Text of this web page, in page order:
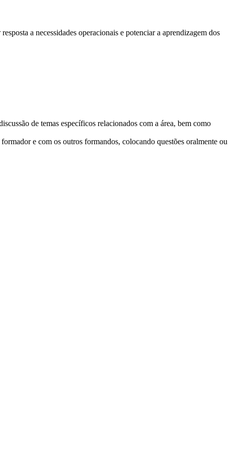
a necessidades operacionais e potenciar a aprendizagem dos
de temas específicos relacionados com a área, bem como
e com os outros formandos, colocando questões oralmente ou